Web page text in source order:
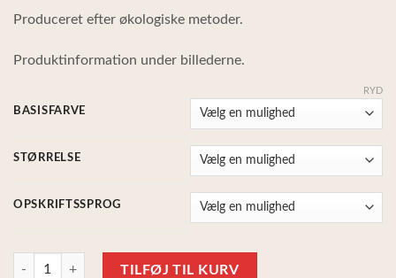
650,00 kr.
Produceret efter økologiske metoder.
Produktinformation under billederne.
BASISFARVE
STØRRELSE
OPSKRIFTSSPROG
RYD
Ankers trøje 3 mdr til 8 år, blødt Frisenvang strikkesæt, 100% alpakauld
TILFØJ TIL KURV